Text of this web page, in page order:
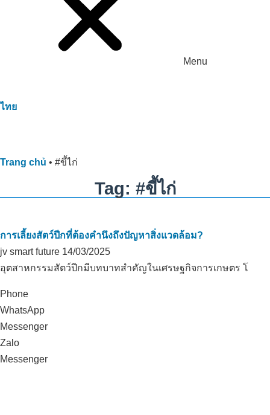
Menu
ไทย
Trang chủ • #ขี้ไก่
Tag: #ขี้ไก่
การเลี้ยงสัตว์ปีกที่ต้องคำนึงถึงปัญหาสิ่งแวดล้อม?
jv smart future 14/03/2025
อุตสาหกรรมสัตว์ปีกมีบทบาทสำคัญในเศรษฐกิจการเกษตร โ
Phone
WhatsApp
Messenger
Zalo
Messenger